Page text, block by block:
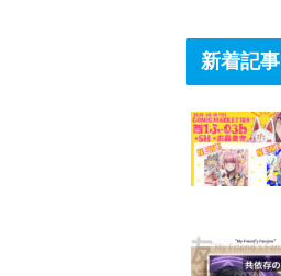
新着記事